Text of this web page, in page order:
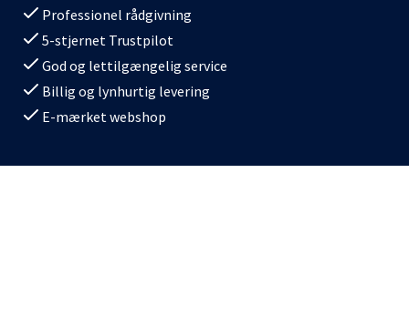
Professionel rådgivning
5-stjernet Trustpilot
God og lettilgængelig service
Billig og lynhurtig levering
E-mærket webshop